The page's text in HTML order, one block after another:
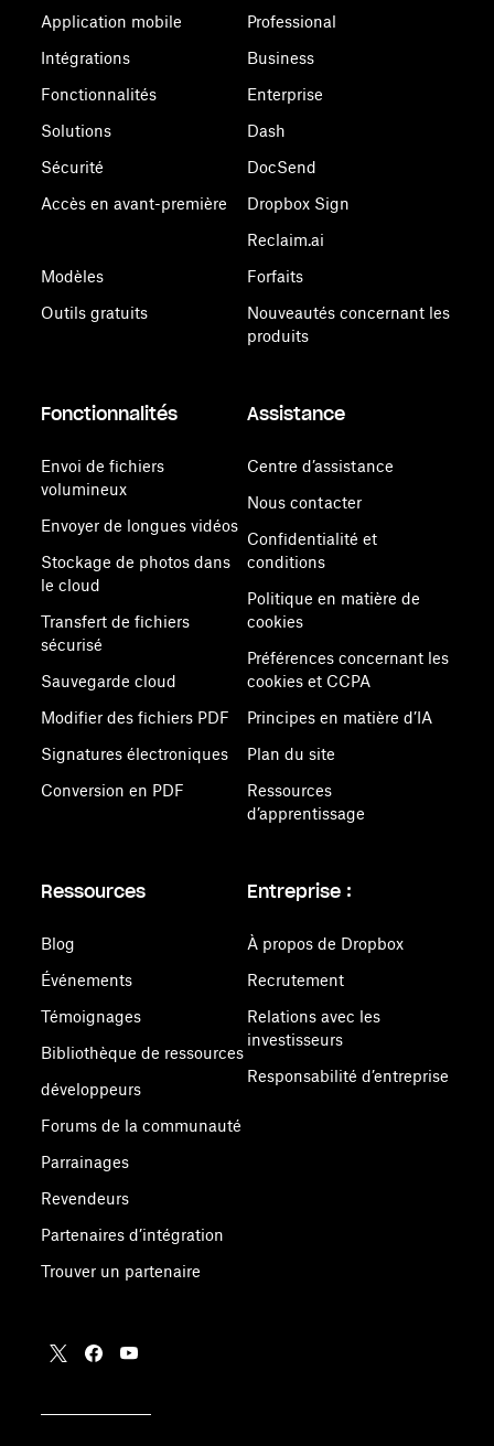
Application mobile
Intégrations
Fonctionnalités
Solutions
Sécurité
Accès en avant-première
Modèles
Outils gratuits
Professional
Business
Enterprise
Dash
DocSend
Dropbox Sign
Reclaim.ai
Forfaits
Nouveautés concernant les
produits
Fonctionnalités
Envoi de fichiers
volumineux
Envoyer de longues vidéos
Stockage de photos dans
le cloud
Transfert de fichiers
sécurisé
Sauvegarde cloud
Modifier des fichiers PDF
Signatures électroniques
Conversion en PDF
Assistance
Centre d’assistance
Nous contacter
Confidentialité et
conditions
Politique en matière de
cookies
Préférences concernant les
cookies et CCPA
Principes en matière d’IA
Plan du site
Ressources
d’apprentissage
Ressources
Blog
Événements
Témoignages
Bibliothèque de ressources
développeurs
Forums de la communauté
Parrainages
Revendeurs
Partenaires d’intégration
Trouver un partenaire
Entreprise :
À propos de Dropbox
Recrutement
Relations avec les
investisseurs
Responsabilité d’entreprise